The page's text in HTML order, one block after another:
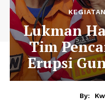
KEGIATAN
Lukman
Tim
Erupsi
By: